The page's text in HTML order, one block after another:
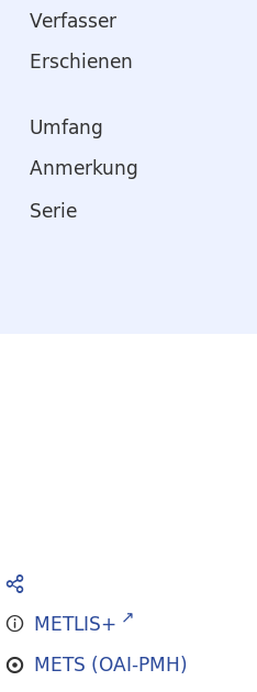
Verfasser
Erschienen
Umfang
Anmerkung
Serie
METLIS+
METS (OAI-PMH)